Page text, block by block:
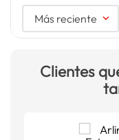
Más reciente
Clientes